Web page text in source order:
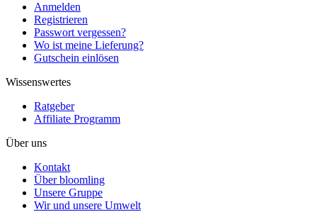
Anmelden
Registrieren
Passwort vergessen?
Wo ist meine Lieferung?
Gutschein einlösen
Wissenswertes
Ratgeber
Affiliate Programm
Über uns
Kontakt
Über bloomling
Unsere Gruppe
Wir und unsere Umwelt